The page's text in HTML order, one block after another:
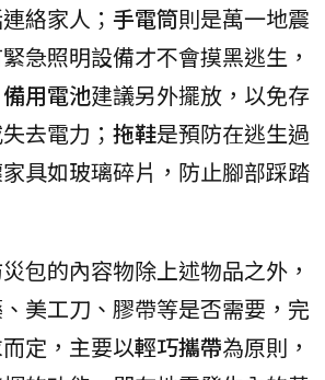
絡家人； 手電筒則是萬一地震
急照明設備才不會摸黑逃生，
備用電池建議另外擺放，以免存
去電力； 拖鞋是預防在逃生過
具如玻璃碎片，防止腳部踩踏
包的內容物除上述物品之外，
美工刀、膠帶等是否需要，完
定，主要以輕巧攜帶為原則，